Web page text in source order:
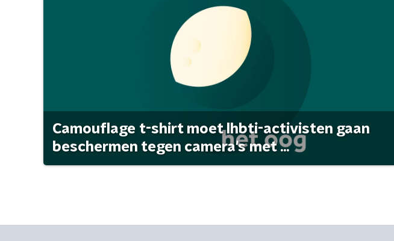
Camouflage t-shirt moet lhbti-activisten gaan
beschermen tegen camera's met ...